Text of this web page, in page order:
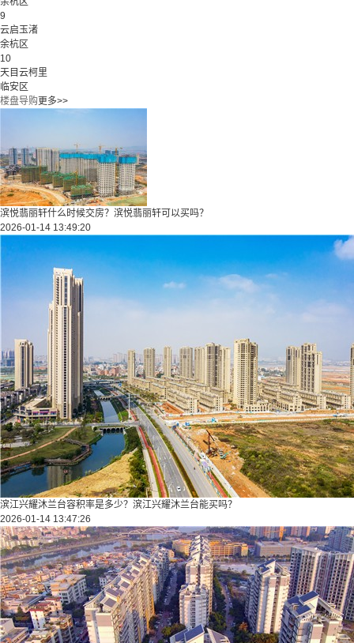
9
云启玉渚
余杭区
10
天目云柯里
临安区
楼盘导购更多>>
滨悦翡丽轩什么时候交房？滨悦翡丽轩可以买吗？
2026-01-14 13:49:20
滨江兴耀沐兰台容积率是多少？滨江兴耀沐兰台能买吗？
2026-01-14 13:47:26